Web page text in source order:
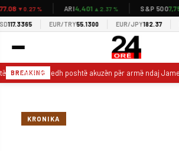
▼0.27 % ARI4,401▲2.37 % S&P 5007,758
EUR/TRY55.1300 EUR/JPY182.37
BREAKING
i Teksasit hedh poshtë akuzën për armë ndaj
KRONIKA